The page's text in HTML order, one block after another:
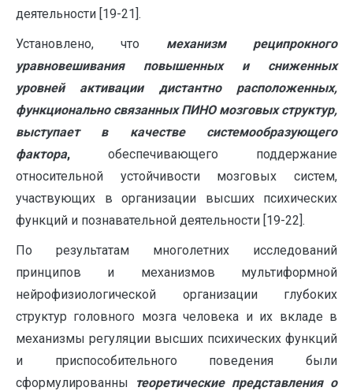
деятельности [19-21].
Установлено, что механизм реципрокного
уравновешивания повышенных и сниженных
уровней активации дистантно расположенных,
функционально связанных ПИНО мозговых структур,
выступает в качестве системообразующего
фактора, обеспечивающего поддержание
относительной устойчивости мозговых систем,
участвующих в организации высших психических
функций и познавательной деятельности [19-22].
По результатам многолетних исследований
принципов и механизмов мультиформной
нейрофизиологической организации глубоких
структур головного мозга человека и их вкладе в
механизмы регуляции высших психических функций
и приспособительного поведения были
сформулированны
теоретические представления о